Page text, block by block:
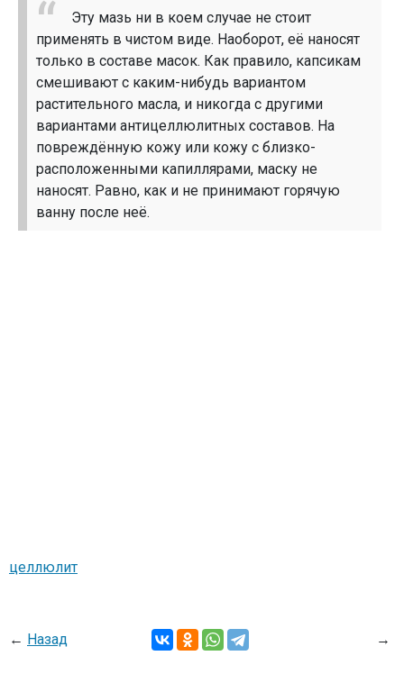
Эту мазь ни в коем случае не стоит
применять в чистом виде. Наоборот, её наносят
только в составе масок. Как правило, капсикам
смешивают с каким-нибудь вариантом
растительного масла, и никогда с другими
вариантами антицеллюлитных составов. На
повреждённую кожу или кожу с близко-
расположенными капиллярами, маску не
наносят. Равно, как и не принимают горячую
ванну после неё.
целлюлит
← Назад →